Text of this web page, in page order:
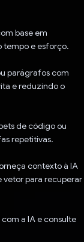
base em
tempo e esforço.
parágrafos com
e reduzindo o
de código ou
repetitivas.
contexto à IA
vetor para recuperar
a IA e consulte